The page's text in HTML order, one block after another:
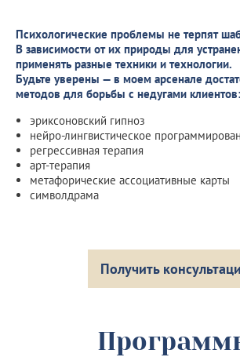
Психологические проблемы не терпят
В зависимости от их природы для
применять разные техники и технологии.
Будьте уверены — в моем арсенале
методов для борьбы с недугами клиентов:
эриксоновский гипноз
нейро-лингвистическое
регрессивная терапия
арт-терапия
метафорические ассоциативные карты
символдрама
Получить